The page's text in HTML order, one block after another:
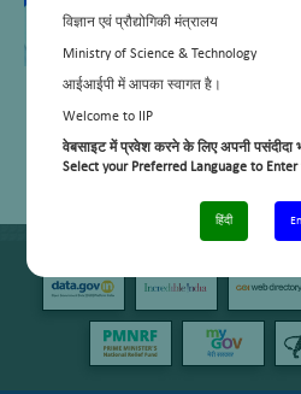
विज्ञान एवं प्रौद्योगिकी मंत्रालय
Ministry of Science & Technology
आईआईपी में आपका स्वागत है।
Welcome to IIP
वेबसाइट में प्रवेश करने के लिए अपनी पसंदीदा
Select your Preferred Language to
हिंदी